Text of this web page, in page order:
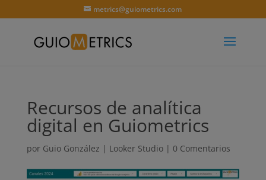
metrics@guiometrics.com
Recursos de analítica
digital en Guiometrics
por Guio González | Looker Studio| 0 Comentarios